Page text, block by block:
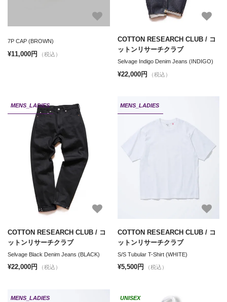
7P CAP (BROWN)
¥11,000円 （税込）
COTTON RESEARCH CLUB / コ
ットンリサーチクラブ
Selvage Indigo Denim Jeans (INDIGO)
¥22,000円 （税込）
MENS_LADIES
COTTON RESEARCH CLUB / コ
ットンリサーチクラブ
Selvage Black Denim Jeans (BLACK)
¥22,000円 （税込）
MENS_LADIES
COTTON RESEARCH CLUB / コ
ットンリサーチクラブ
S/S Tubular T-Shirt (WHITE)
¥5,500円 （税込）
MENS_LADIES UNISEX